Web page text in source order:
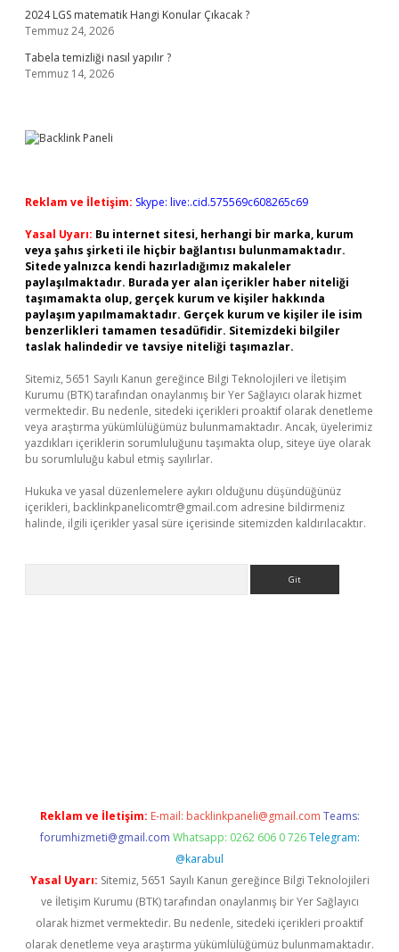
2024 LGS matematik Hangi Konular Çıkacak ?
Temmuz 24, 2026
Tabela temizliği nasıl yapılır ?
Temmuz 14, 2026
Reklam ve İletişim: Skype: live:.cid.575569c608265c69
Yasal Uyarı: Bu internet sitesi, herhangi bir marka, kurum
veya şahıs şirketi ile hiçbir bağlantısı bulunmamaktadır.
Sitede yalnızca kendi hazırladığımız makaleler
paylaşılmaktadır. Burada yer alan içerikler haber niteliği
taşımamakta olup, gerçek kurum ve kişiler hakkında
paylaşım yapılmamaktadır. Gerçek kurum ve kişiler ile isim
benzerlikleri tamamen tesadüfidir. Sitemizdeki bilgiler
taslak halindedir ve tavsiye niteliği taşımazlar.
Sitemiz, 5651 Sayılı Kanun gereğince Bilgi Teknolojileri ve İletişim
Kurumu (BTK) tarafından onaylanmış bir Yer Sağlayıcı olarak hizmet
vermektedir. Bu nedenle, sitedeki içerikleri proaktif olarak denetleme
veya araştırma yükümlülüğümüz bulunmamaktadır. Ancak, üyelerimiz
yazdıkları içeriklerin sorumluluğunu taşımakta olup, siteye üye olarak
bu sorumluluğu kabul etmiş sayılırlar.
Hukuka ve yasal düzenlemelere aykırı olduğunu düşündüğünüz
içerikleri, backlinkpanelicomtr@gmail.com adresine bildirmeniz
halinde, ilgili içerikler yasal süre içerisinde sitemizden kaldırılacaktır.
Reklam ve İletişim: E-mail: backlinkpaneli@gmail.com Teams:
forumhizmeti@gmail.com Whatsapp: 0262 606 0 726 Telegram:
@karabul
Yasal Uyarı: Sitemiz, 5651 Sayılı Kanun gereğince Bilgi Teknolojileri
ve İletişim Kurumu (BTK) tarafından onaylanmış bir Yer Sağlayıcı
olarak hizmet vermektedir. Bu nedenle, sitedeki içerikleri proaktif
olarak denetleme veya araştırma yükümlülüğümüz bulunmamaktadır.